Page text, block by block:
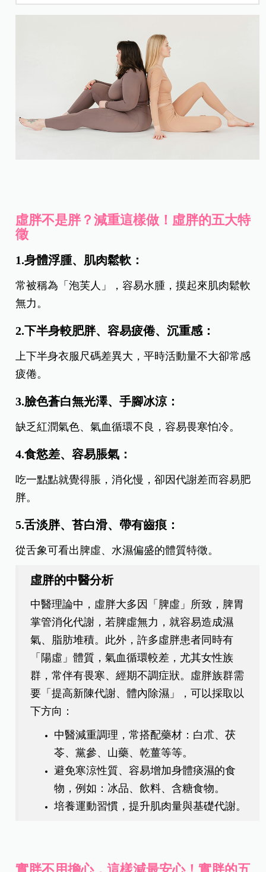
虛胖不是胖？減重這樣做！虛胖的五大特
徵
1.身體浮腫、肌肉鬆軟：
常被稱為「泡芙人」，容易水腫，摸起來肌肉鬆軟
無力。
2.下半身較肥胖、容易疲倦、沉重感：
上下半身衣服尺碼差異大，平時活動量不大卻常感
疲倦。
3.臉色蒼白無光澤、手腳冰涼：
缺乏紅潤氣色、氣血循環不良，容易畏寒怕冷。
4.食慾差、容易脹氣：
吃一點點就覺得脹，消化慢，卻因代謝差而容易肥
胖。
5.舌淡胖、苔白滑、帶有齒痕：
從舌象可看出脾虛、水濕偏盛的體質特徵。
虛胖的中醫分析
中醫理論中，虛胖大多因「脾虛」所致，脾胃
掌管消化代謝，若脾虛無力，就容易造成濕
氣、脂肪堆積。此外，許多虛胖患者同時有
「陽虛」體質，氣血循環較差，尤其女性族
群，常伴有畏寒、經期不調症狀。虛胖族群需
要「提高新陳代謝、體內除濕」，可以採取以
下方向：
中醫減重調理，常搭配藥材：白朮、茯
苓、黨參、山藥、乾薑等等。
避免寒涼性質、容易增加身體痰濕的食
物，例如：冰品、飲料、含糖食物。
培養運動習慣，提升肌肉量與基礎代謝。